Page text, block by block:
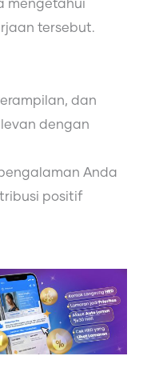
mengetahui
tersebut.
dan
dengan
Anda
positif